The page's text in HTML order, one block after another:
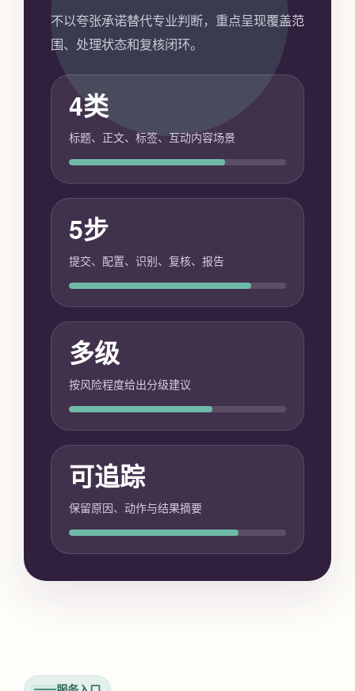
不以夸张承诺替代专业判断，重点呈现覆盖范
围、处理状态和复核闭环。
4类
标题、正文、标签、互动内容场景
5步
提交、配置、识别、复核、报告
多级
按风险程度给出分级建议
可追踪
保留原因、动作与结果摘要